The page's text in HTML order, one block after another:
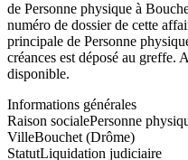
de Personne physique à
numéro de dossier de cette
principale de Personne
créances est déposé au greffe.
disponible.
Informations générales
Raison socialePersonne
VilleBouchet (Drôme)
StatutLiquidation judiciaire